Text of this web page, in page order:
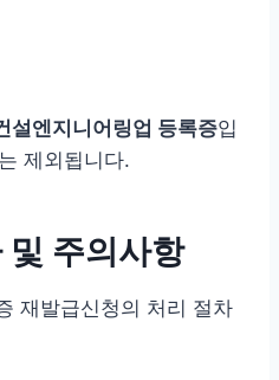
설엔지니어링업 등록증입
제외됩니다.
및 주의사항
재발급신청의 처리 절차